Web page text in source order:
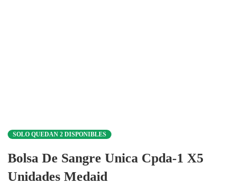
SOLO QUEDAN 2 DISPONIBLES
Bolsa De Sangre Unica Cpda-1 X5
Unidades Medaid